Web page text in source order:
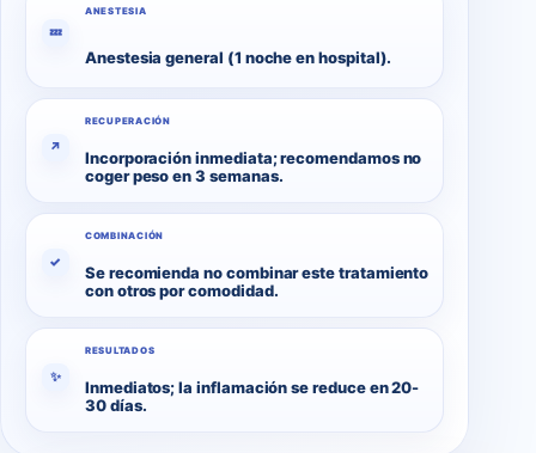
💤
ANESTESIA
Anestesia general (1 noche en hospital).
↗
RECUPERACIÓN
Incorporación inmediata; recomendamos no
coger peso en 3 semanas.
✓
COMBINACIÓN
Se recomienda no combinar este tratamiento
con otros por comodidad.
✨
RESULTADOS
Inmediatos; la inflamación se reduce en 20-
30 días.